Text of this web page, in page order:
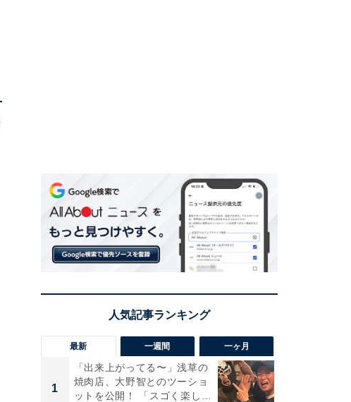
最新 一週間 一ヶ月
1
「出来上がってる〜」浅草の
焼肉店、大野智とのツーショ
ットを公開！ 「スゴく楽し